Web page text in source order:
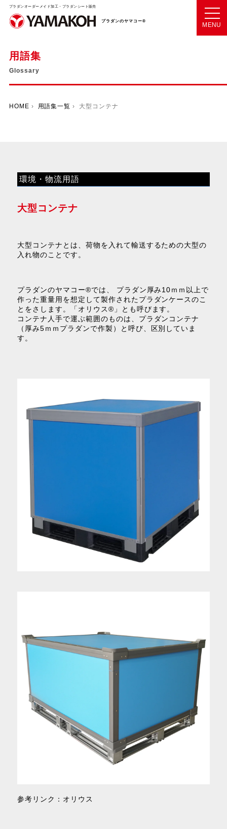
プラダンオーダーメイド加工・プラダンシート販売
プラダンのヤマコー®
MENU
用語集
Glossary
HOME › 用語集一覧 › 大型コンテナ
環境・物流用語
大型コンテナ
大型コンテナとは、荷物を入れて輸送するための大型の
入れ物のことです。
プラダンのヤマコー®では、 プラダン厚み10ｍｍ以上で
作った重量用を想定して製作されたプラダンケースのこ
とをさします。「オリウス®」とも呼びます。
コンテナ人手で運ぶ範囲のものは、プラダンコンテナ
（厚み5ｍｍプラダンで作製）と呼び、区別していま
す。
参考リンク： オリウス